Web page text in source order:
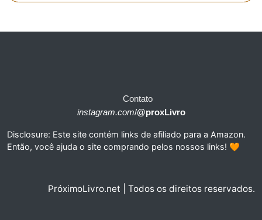
Contato
instagram.com/@proxLivro
Disclosure: Este site contém links de afiliado para a Amazon.
Então, você ajuda o site comprando pelos nossos links! 🧡
PróximoLivro.net | Todos os direitos reservados.